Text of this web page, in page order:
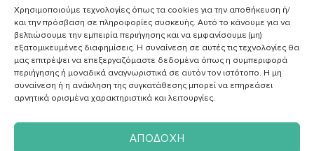
Χρησιμοποιούμε τεχνολογίες όπως τα cookies για την αποθήκευση ή/
και την πρόσβαση σε πληροφορίες συσκευής. Αυτό το κάνουμε για να
βελτιώσουμε την εμπειρία περιήγησης και να εμφανίσουμε (μη)
εξατομικευμένες διαφημίσεις. Η συναίνεση σε αυτές τις τεχνολογίες θα
μας επιτρέψει να επεξεργαζόμαστε δεδομένα όπως η συμπεριφορά
περιήγησης ή μοναδικά αναγνωριστικά σε αυτόν τον ιστότοπο. Η μη
συναίνεση ή η ανάκληση της συγκατάθεσης μπορεί να επηρεάσει
αρνητικά ορισμένα χαρακτηριστικά και λειτουργίες.
ΑΠΟΔΟΧΉ
ΑΓΓΕΛΙΚH ΖΑΦΕΙΡAΚΗ
Διαιτολόγος - Διατροφολόγος